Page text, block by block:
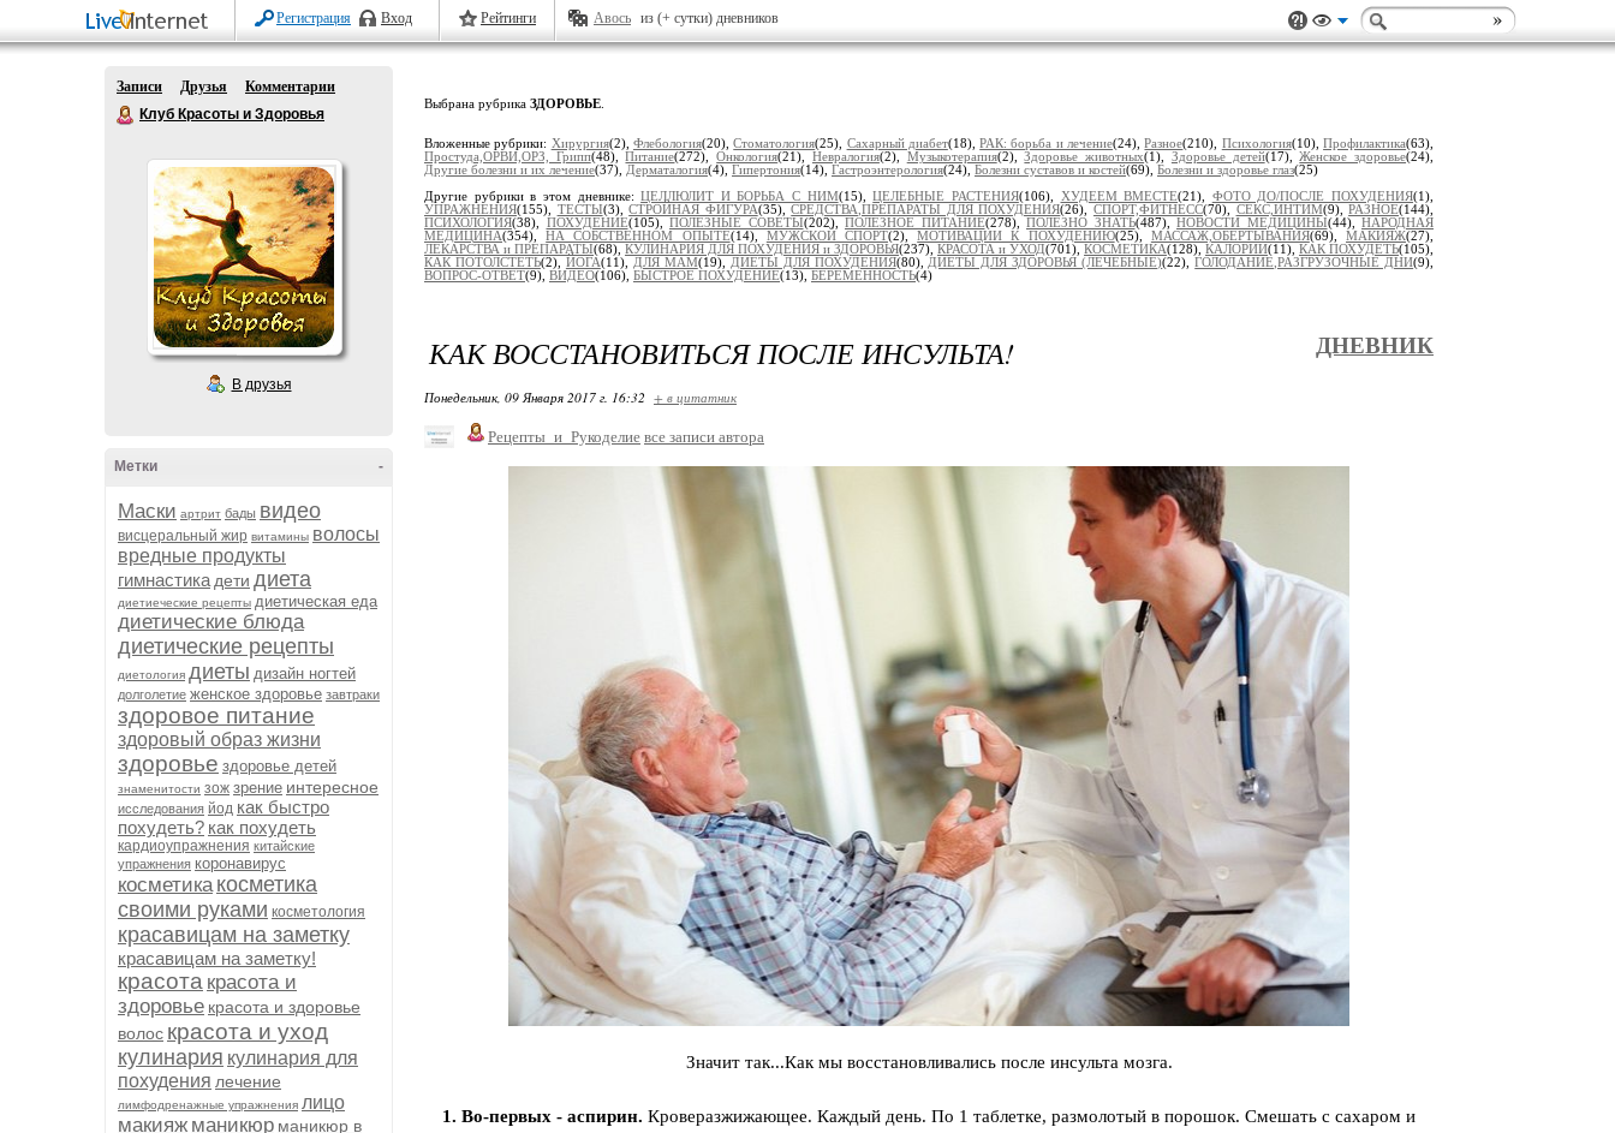
Регистрация Вход Рейтинги Авось из (+ сутки) дневников
Записи Друзья
Комментарии
Клуб Красоты и Здоровья
В друзья
-
Метки
Маски артрит бады видео
висцеральный жир витамины волосы
вредные продукты
гимнастика дети диета
диетиеческие рецепты диетическая еда
диетические блюда
диетические рецепты
диетология диеты дизайн ногтей
долголетие женское здоровье завтраки
здоровое питание
здоровый образ жизни
здоровье здоровье детей
знаменитости зож зрение интересное
исследования йод как быстро
похудеть? как похудеть
кардиоупражнения китайские
упражнения коронавирус
косметика косметика
своими руками косметология
красавицам на заметку
красавицам на заметку!
красота красота и
здоровье красота и здоровье
волос красота и уход
кулинария кулинария для
похудения лечение
лимфодренажные упражнения лицо
макияж маникюр маникюр в
Выбрана рубрика ЗДОРОВЬЕ
Вложенные рубрики: Хирургия(2), Флебология(20),Стоматология(25), Сахарный диабет(18),РАК: борьба и лечение(24),Разное(210), Психология(10),Профилактика(63),
Простуда,ОРВИ,ОРЗ, Грипп(48),Питание(272),Онкология(21), Невралогия(2), Музыкотерапия(2),Здоровье животных(1), Здоровье детей(17),Женское здоровье(24),
Другие болезни и их лечение(37), Дерматалогия(4), Гипертония(14), Гастроэнтерология(24), Болезни суставов и костей(69), Болезни и здоровье глаз(25)
Другие рубрики в этом дневнике:ЦЕЛЛЮЛИТ И БОРЬБА С НИМ(15),ЦЕЛЕБНЫЕ РАСТЕНИЯ(106), ХУДЕЕМ ВМЕСТЕ(21), ФОТО ДО/ПОСЛЕ ПОХУДЕНИЯ(1),
УПРАЖНЕНИЯ(155), ТЕСТЫ(3),СТРОЙНАЯ ФИГУРА(35),СРЕДСТВА,ПРЕПАРАТЫ ДЛЯ ПОХУДЕНИЯ(26), СПОРТ,ФИТНЕСС(70), СЕКС,ИНТИМ(9),РАЗНОЕ(144),
ПСИХОЛОГИЯ(38), ПОХУДЕНИЕ(105), ПОЛЕЗНЫЕ СОВЕТЫ(202), ПОЛЕЗНОЕ ПИТАНИЕ(278), ПОЛЕЗНО ЗНАТЬ(487), НОВОСТИ МЕДИЦИНЫ(44), НАРОДНАЯ
МЕДИЦИНА(354),НА СОБСТВЕННОМ ОПЫТЕ(14), МУЖСКОЙ СПОРТ(2),МОТИВАЦИИ К ПОХУДЕНИЮ(25), МАССАЖ,ОБЕРТЫВАНИЯ(69),МАКИЯЖ(27),
ЛЕКАРСТВА и ПРЕПАРАТЫ(68), КУЛИНАРИЯ ДЛЯ ПОХУДЕНИЯ и ЗДОРОВЬЯ(237), КРАСОТА и УХОД(701), КОСМЕТИКА(128), КАЛОРИИ(11), КАК ПОХУДЕТЬ(105),
КАК ПОТОЛСТЕТЬ(2), ЙОГА(11), ДЛЯ МАМ(19), ДИЕТЫ ДЛЯ ПОХУДЕНИЯ(80), ДИЕТЫ ДЛЯ ЗДОРОВЬЯ (ЛЕЧЕБНЫЕ)(22),ГОЛОДАНИЕ,РАЗГРУЗОЧНЫЕ ДНИ(9),
ВОПРОС-ОТВЕТ(9), ВИДЕО(106), БЫСТРОЕ ПОХУДЕНИЕ(13), БЕРЕМЕННОСТЬ(4)
КАК ВОССТАНОВИТЬСЯ ПОСЛЕ ИНСУЛЬТА! ДНЕВНИК
Понедельник, 09 Января 2017 г. 16:32 + в цитатник
Рецепты_и_Рукоделие все записи автора
Значит так...Как мы восстановливались после инсульта мозга.
1. Во-первых - аспирин. Кроверазжижающее. Каждый день. По 1 таблетке, размолотый в порошок. Смешать с сахаром и